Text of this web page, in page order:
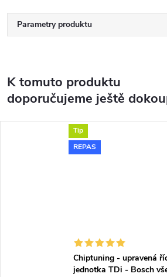
Parametry produktu
K tomuto produktu
doporučujeme ještě
Tip
REPAS
Chiptuning - upravená
jednotka TDi - Bosch